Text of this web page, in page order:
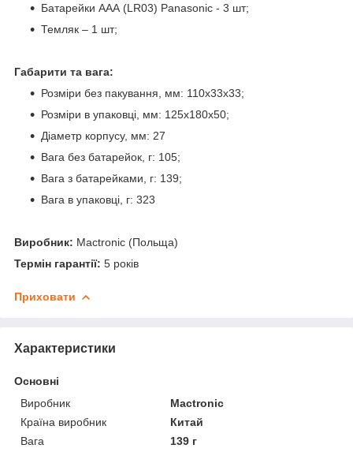
Батарейки ААА (LR03) Panasonic - 3 шт;
Темляк – 1 шт;
Габарити та вага:
Розміри без пакування, мм: 110х33х33;
Розміри в упаковці, мм: 125x180x50;
Діаметр корпусу, мм: 27
Вага без батарейок, г: 105;
Вага з батарейками, г: 139;
Вага в упаковці, г: 323
Виробник: Mactronic (Польща)
Термін гарантії: 5 років
Приховати
Характеристики
Основні
Виробник
Mactronic
Країна виробник
Китай
Вага
139 г